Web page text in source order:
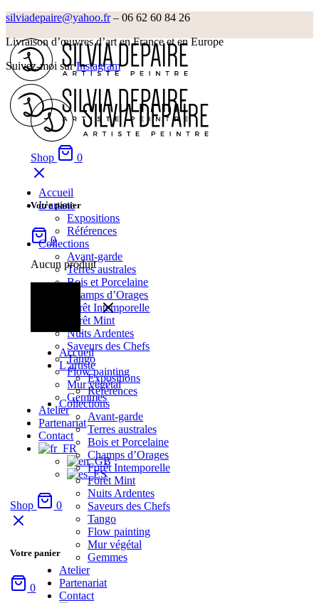
silviadepaire@yahoo.fr– 06 62 60 84 26‬
Livraison d’œuvres d’art en France et en Europe
Suivez-moi surInstagram
Accueil
L’artiste
Expositions
Références
Collections
Avant-garde
Terres australes
Bois et Porcelaine
Champs d’Orages
Forêt Intemporelle
Forêt Mint
Nuits Ardentes
Saveurs des Chefs
Tango
Flow painting
Mur végétal
Gemmes
Atelier
Partenariat
Contact
Shop 0
Votre panier
0
Shop 0
Votre panier
0
Aucun produit
Accueil
L’artiste
Expositions
Références
Collections
Avant-garde
Terres australes
Bois et Porcelaine
Champs d’Orages
Forêt Intemporelle
Forêt Mint
Nuits Ardentes
Saveurs des Chefs
Tango
Flow painting
Mur végétal
Gemmes
Atelier
Partenariat
Contact